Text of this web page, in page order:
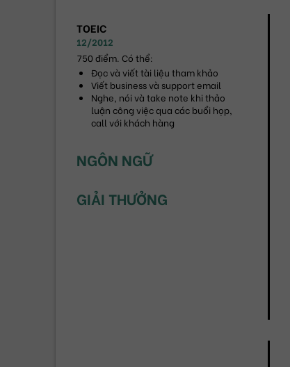
TOEIC
12/2012
750 điểm. Có thể:
Đọc và viết tài liệu tham khảo
Viết business và support email
Nghe, nói và take note khi thảo
luận công việc qua các buổi họp,
call với khách hàng
NGÔN NGỮ
GIẢI THƯỞNG